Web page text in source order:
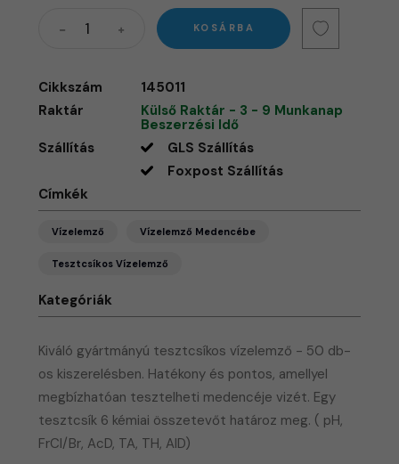
Kiváló gyártmányú tesztcsíkos vízelemző - 50 db-
os kiszerelésben. Hatékony és pontos, amellyel
megbízhatóan tesztelheti medencéje vizét. Egy
tesztcsík 6 kémiai összetevőt határoz meg. ( pH,
FrCl/Br, AcD, TA, TH, AlD)
KOSÁRBA
Cikkszám
145011
Raktár
Külső Raktár - 3 - 9 Munkanap
Beszerzési Idő
Szállítás
GLS Szállítás
Foxpost Szállítás
Címkék
Vízelemző Vízelemző Medencébe
Tesztcsíkos Vízelemző
Kategóriák